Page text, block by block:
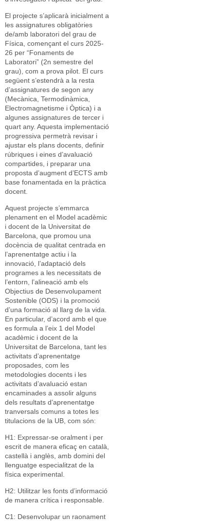
El projecte s’aplicarà inicialment a
les assignatures obligatòries
de/amb laboratori del grau de
Física, començant el curs 2025-
26 per “Fonaments de
Laboratori” (2n semestre del
grau), com a prova pilot. El curs
següent s’estendrà a la resta
d’assignatures de segon any
(Mecànica, Termodinàmica,
Electromagnetisme i Òptica) i a
algunes assignatures de tercer i
quart any. Aquesta implementació
progressiva permetrà revisar i
ajustar els plans docents, definir
rúbriques i eines d’avaluació
compartides, i preparar una
proposta d’augment d’ECTS amb
base fonamentada en la pràctica
docent.
Aquest projecte s’emmarca
plenament en el Model acadèmic
i docent de la Universitat de
Barcelona, que promou una
docència de qualitat centrada en
l’aprenentatge actiu i la
innovació, l’adaptació dels
programes a les necessitats de
l’entorn, l’alineació amb els
Objectius de Desenvolupament
Sostenible (ODS) i la promoció
d’una formació al llarg de la vida.
En particular, d’acord amb el que
es formula a l’eix 1 del Model
acadèmic i docent de la
Universitat de Barcelona, tant les
activitats d’aprenentatge
proposades, com les
metodologies docents i les
activitats d’avaluació estan
encaminades a assolir alguns
dels resultats d’aprenentatge
tranversals comuns a totes les
titulacions de la UB, com són:
H1: Expressar-se oralment i per
escrit de manera eficaç en català,
castellà i anglès, amb domini del
llenguatge especialitzat de la
física experimental.
H2: Utilitzar les fonts d’informació
de manera crítica i responsable.
C1: Desenvolupar un raonament